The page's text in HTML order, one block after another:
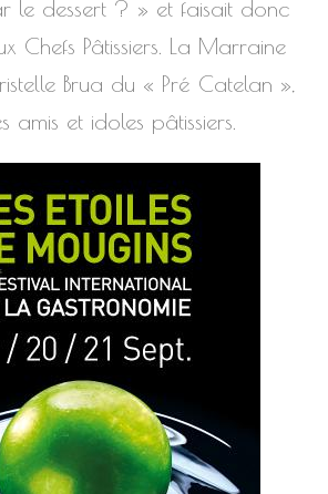
le dessert ? » et faisait donc
Chefs Pâtissiers. La Marraine
Brua du « Pré Catelan »,
amis et idoles pâtissiers.